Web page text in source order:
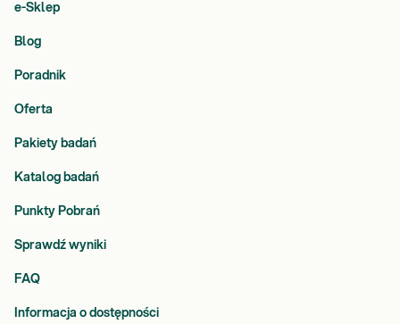
e-Sklep
Blog
Poradnik
Oferta
Pakiety badań
Katalog badań
Punkty Pobrań
Sprawdź wyniki
FAQ
Informacja o dostępności